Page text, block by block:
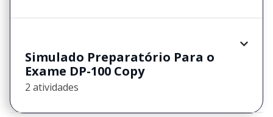
Simulado Preparatório Para o
Exame DP-100 Copy
2 atividades